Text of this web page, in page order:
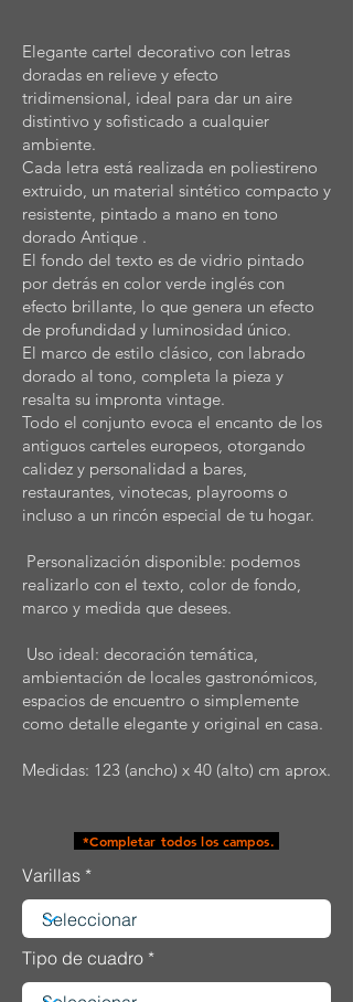
Elegante cartel decorativo con letras
doradas en relieve y efecto
tridimensional, ideal para dar un aire
distintivo y sofisticado a cualquier
ambiente.
Cada letra está realizada en poliestireno
extruido, un material sintético compacto y
resistente, pintado a mano en tono
dorado Antique .
El fondo del texto es de vidrio pintado
por detrás en color verde inglés con
efecto brillante, lo que genera un efecto
de profundidad y luminosidad único.
El marco de estilo clásico, con labrado
dorado al tono, completa la pieza y
resalta su impronta vintage.
Todo el conjunto evoca el encanto de los
antiguos carteles europeos, otorgando
calidez y personalidad a bares,
restaurantes, vinotecas, playrooms o
incluso a un rincón especial de tu hogar.
Personalización disponible: podemos
realizarlo con el texto, color de fondo,
marco y medida que desees.
Uso ideal: decoración temática,
ambientación de locales gastronómicos,
espacios de encuentro o simplemente
como detalle elegante y original en casa.
Medidas: 123 (ancho) x 40 (alto) cm aprox.
*Completar todos los campos.
Varillas
Tipo de cuadro